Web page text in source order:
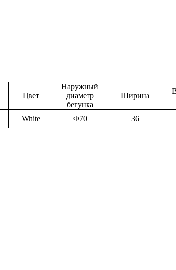
Цвет
Наружный
диаметр
бегунка
Ширина
White Φ70 36